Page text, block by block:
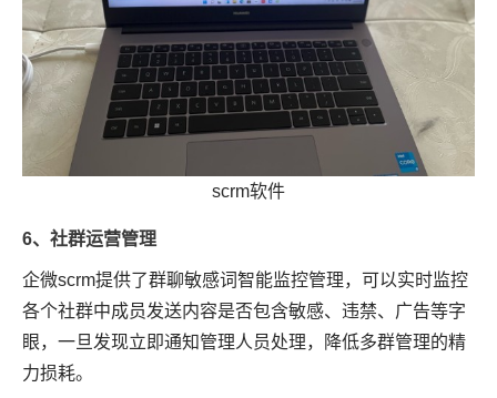
scrm软件
6、社群运营管理
企微scrm提供了群聊敏感词智能监控管理，可以实时监控
各个社群中成员发送内容是否包含敏感、违禁、广告等字
眼，一旦发现立即通知管理人员处理，降低多群管理的精
力损耗。